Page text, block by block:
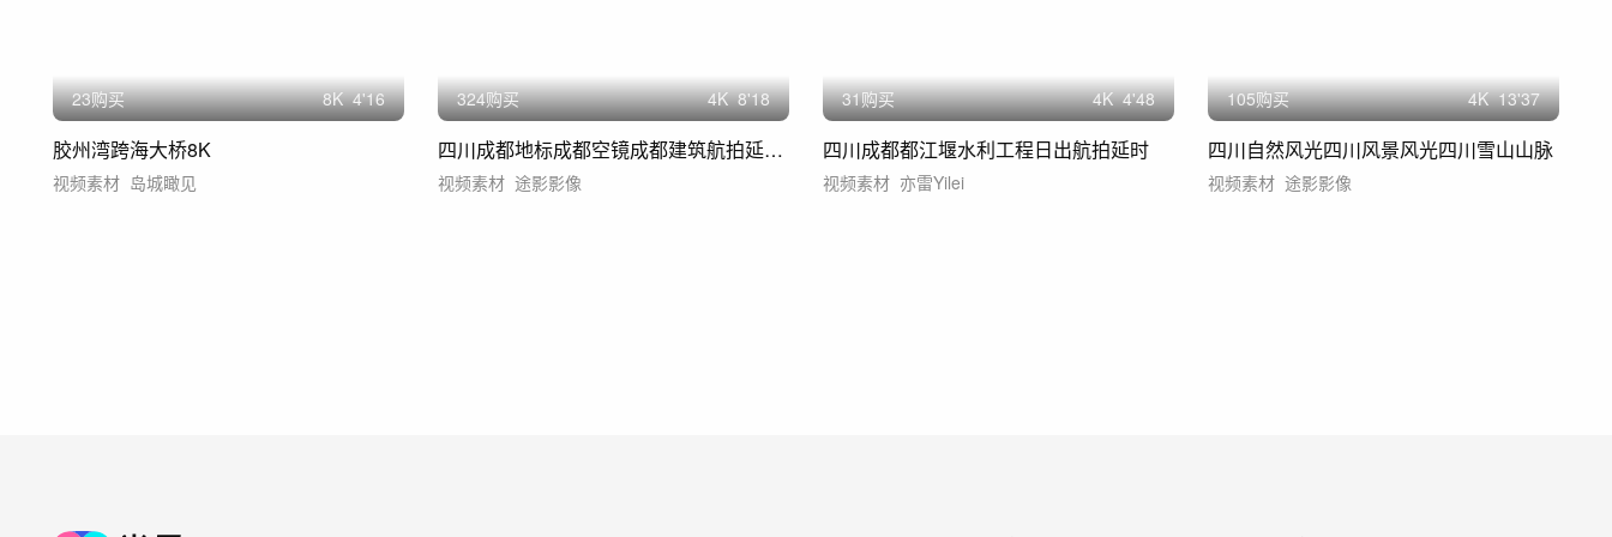
23购买 8K 4'16
胶州湾跨海大桥8K
视频素材 岛城瞰见
324购买 4K 8'18
四川成都地标成都空镜成都建筑航拍延时宣传
视频素材 途影影像
31购买 4K 4'48
四川成都都江堰水利工程日出航拍延时
视频素材 亦雷Yilei
105购买 4K 13'37
四川自然风光四川风景风光四川雪山山脉
视频素材 途影影像